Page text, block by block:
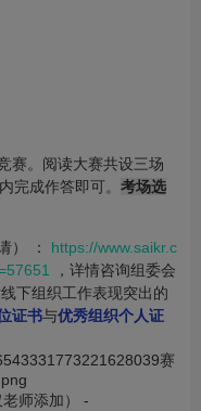
赛。阅读大赛共设三场
完成作答即可。 考场选
） ： https://www.saikr.c
，详情咨询组委会
下组织工作表现突出的
证书与优秀组织个人证
师添加） -